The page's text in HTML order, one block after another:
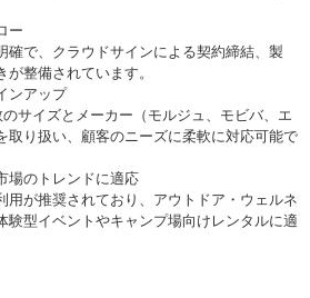
ー
確で、クラウドサインによる契約締結、製
整備されています。
ンアップ
サイズとメーカー（モルジュ、モビバ、エ
取り扱い、顧客のニーズに柔軟に対応可能で
場のトレンドに適応
用が推奨されており、アウトドア・ウェルネ
験型イベントやキャンプ場向けレンタルに適